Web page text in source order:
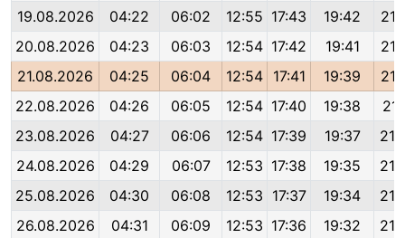
19.08.2026
04:22 06:02 12:55 17:43 19:42
20.08.2026
04:23 06:03 12:54 17:42 19:41
21.08.2026
04:25 06:04 12:54 17:41 19:39
22.08.2026
04:26 06:05 12:54 17:40 19:38
23.08.2026
04:27 06:06 12:54 17:39 19:37
24.08.2026
04:29 06:07 12:53 17:38 19:35
25.08.2026
04:30 06:08 12:53 17:37 19:34
26.08.2026
04:31 06:09 12:53 17:36 19:32